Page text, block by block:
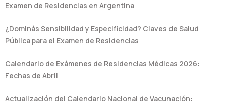
Examen de Residencias en Argentina
¿Dominás Sensibilidad y Especificidad? Claves de Salud
Pública para el Examen de Residencias
Calendario de Exámenes de Residencias Médicas 2026:
Fechas de Abril
Actualización del Calendario Nacional de Vacunación: